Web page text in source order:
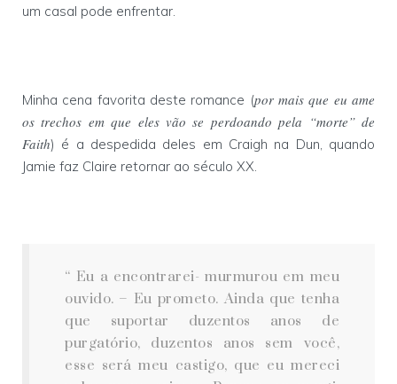
um casal pode enfrentar.
Minha cena favorita deste romance (por mais que eu ame
os trechos em que eles vão se perdoando pela “morte” de
Faith) é a despedida deles em Craigh na Dun, quando
Jamie faz Claire retornar ao século XX.
“ Eu a encontrarei- murmurou em meu
ouvido. – Eu prometo. Ainda que tenha
que suportar duzentos anos de
purgatório, duzentos anos sem você,
esse será meu castigo, que eu mereci